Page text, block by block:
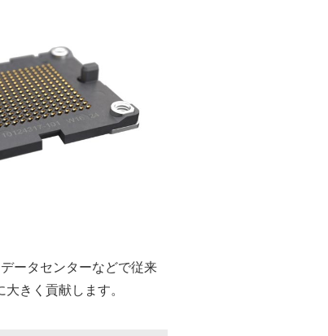
ータセンターなどで従来
きく貢献します。